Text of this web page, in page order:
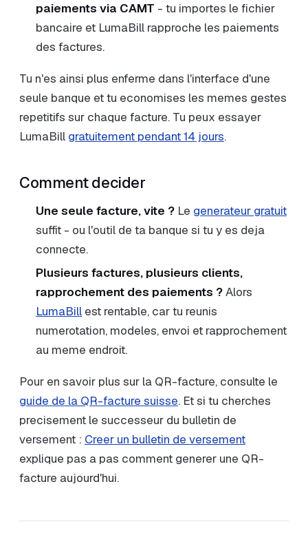
paiements via CAMT - tu importes le fichier
bancaire et LumaBill rapproche les paiements
des factures.
Tu n'es ainsi plus enferme dans l'interface d'une
seule banque et tu economises les memes gestes
repetitifs sur chaque facture. Tu peux essayer
LumaBill gratuitement pendant 14 jours.
Comment decider
Une seule facture, vite ? Le generateur gratuit
suffit - ou l'outil de ta banque si tu y es deja
connecte.
Plusieurs factures, plusieurs clients,
rapprochement des paiements ?Alors
LumaBill est rentable, car tu reunis
numerotation, modeles, envoi et rapprochement
au meme endroit.
Pour en savoir plus sur la QR-facture, consulte le
guide de la QR-facture suisse. Et si tu cherches
precisement le successeur du bulletin de
versement : Creer un bulletin de versement
explique pas a pas comment generer une QR-
facture aujourd'hui.